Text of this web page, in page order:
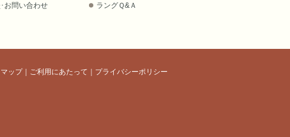
･お問い合わせ
ラングＱ&Ａ
ップ｜ ご利用にあたって ｜ プライバシーポリシー